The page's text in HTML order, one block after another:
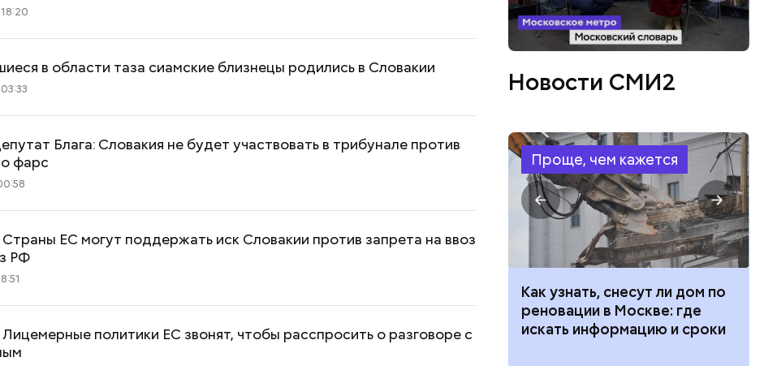
в области таза сиамские близнецы родились в Словакии
Блага: Словакия не будет участвовать в трибунале против
фарс
ЕС могут поддержать иск Словакии против запрета на ввоз
РФ
политики ЕС звонят, чтобы расспросить о разговоре с
Новости СМИ2
Проще, чем кажется
не получить штраф
рублей от государства при
трудной ситуации: кто может
претендовать и какие нужны
Как узнать, снесут ли дом по
реновации в Москве: где
искать информацию и сроки